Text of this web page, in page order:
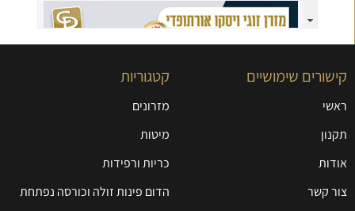
קישורים שימושיים
ראשי
תקנון
אודות
צור קשר
קטגוריות
מזרונים
מיטות
כריות ורפידות
הדום פינות זולה וכורסה נפתחת